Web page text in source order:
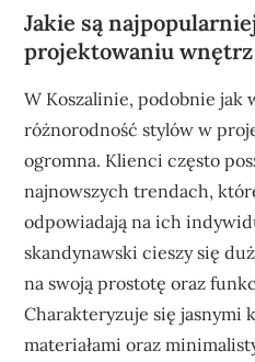
Jakie są
projektowaniu wnętrz
W Koszalinie, podobnie jak
różnorodność stylów w
ogromna. Klienci często
najnowszych trendach,
odpowiadają na ich
skandynawski cieszy się
na swoją prostotę oraz
Charakteryzuje się jasnymi
materiałami oraz